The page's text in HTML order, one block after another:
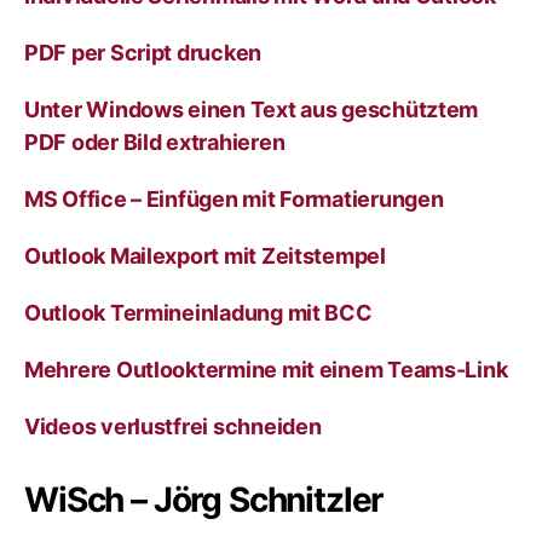
v
PDF per Script drucken
Unter Windows einen Text aus geschütztem
PDF oder Bild extrahieren
MS Office – Einfügen mit Formatierungen
Outlook Mailexport mit Zeitstempel
Outlook Termineinladung mit BCC
Mehrere Outlooktermine mit einem Teams-Link
Videos verlustfrei schneiden
WiSch – Jörg Schnitzler